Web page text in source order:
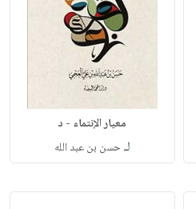
معيار الإنتماء - د
لـحسن بن عبد الله